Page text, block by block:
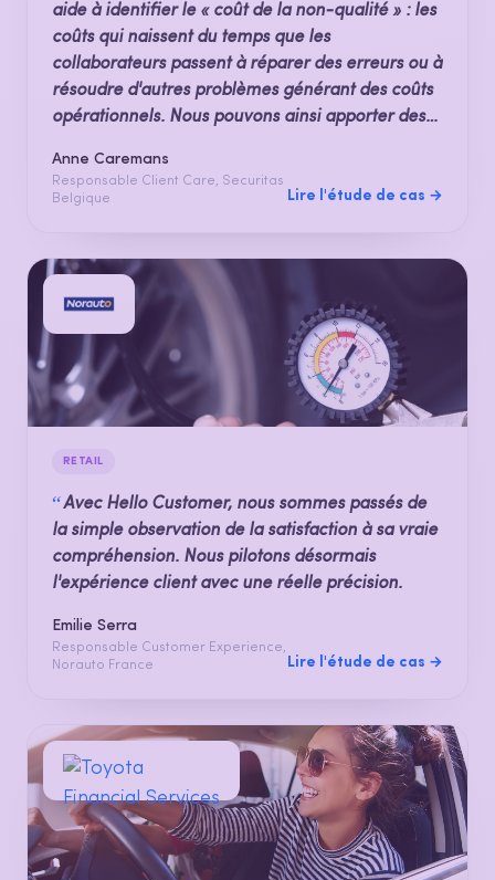
aide à identifier le « coût de la non-qualité » : les
coûts qui naissent du temps que les
collaborateurs passent à réparer des erreurs ou à
résoudre d'autres problèmes générant des coûts
opérationnels. Nous pouvons ainsi apporter des
Anne Caremans
Responsable Client Care, Securitas
Belgique
Lire l'étude de cas →
RETAIL
“Avec Hello Customer, nous sommes passés de
la simple observation de la satisfaction à sa vraie
compréhension. Nous pilotons désormais
l'expérience client avec une réelle précision.
Emilie Serra
Responsable Customer Experience,
Norauto France
Lire l'étude de cas →